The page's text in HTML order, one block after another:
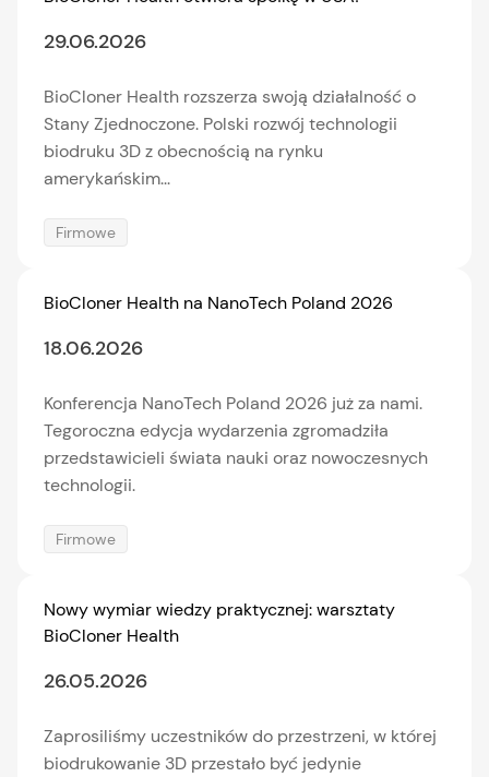
29.06.2026
BioCloner Health rozszerza swoją działalność o
Stany Zjednoczone. Polski rozwój technologii
biodruku 3D z obecnością na rynku
amerykańskim...
Firmowe
BioCloner Health na NanoTech Poland 2026
18.06.2026
Konferencja NanoTech Poland 2026 już za nami.
Tegoroczna edycja wydarzenia zgromadziła
przedstawicieli świata nauki oraz nowoczesnych
technologii.
Firmowe
Nowy wymiar wiedzy praktycznej: warsztaty
BioCloner Health
26.05.2026
Zaprosiliśmy uczestników do przestrzeni, w której
biodrukowanie 3D przestało być jedynie